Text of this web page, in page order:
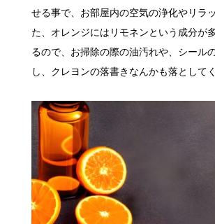
せる事で、お部屋内の空気の浄化やリラ
た、オレンジにはリモネンという成分が
るので、お掃除の際の油汚れや、シール
し、クレヨンの落書きなんかも落として